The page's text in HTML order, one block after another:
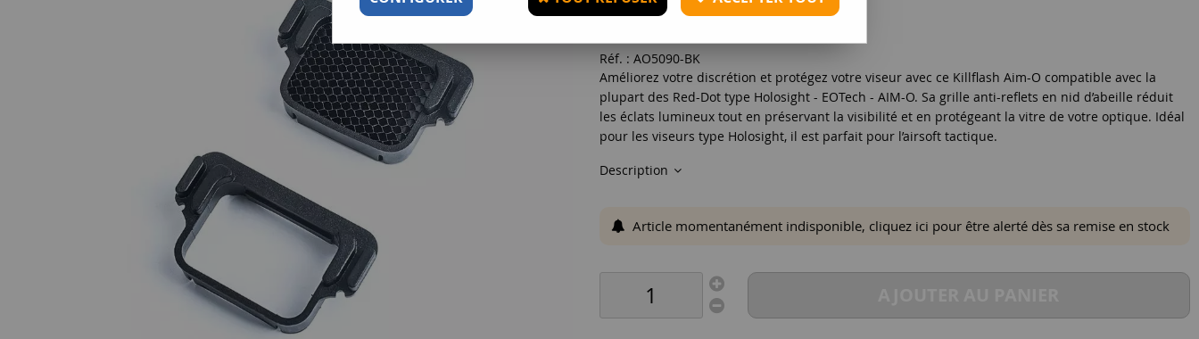
8,90€TTC
Réf. : AO5090-BK
Améliorez votre discrétion et protégez votre viseur avec ce Killflash Aim-O compatible avec la
plupart des Red-Dot type Holosight - EOTech - AIM-O. Sa grille anti-reflets en nid d’abeille réduit
les éclats lumineux tout en préservant la visibilité et en protégeant la vitre de votre optique. Idéal
pour les viseurs type Holosight, il est parfait pour l’airsoft tactique.
Description
Article momentanément indisponible, cliquez ici pour être alerté dès sa remise en stock